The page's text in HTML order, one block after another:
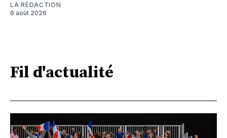
LA RÉDACTION
6 août 2026
Fil d'actualité